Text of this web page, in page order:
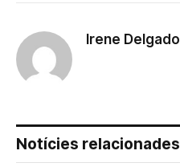
Irene Delgado
Notícies relacionades